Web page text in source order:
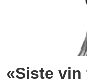
«Siste vin